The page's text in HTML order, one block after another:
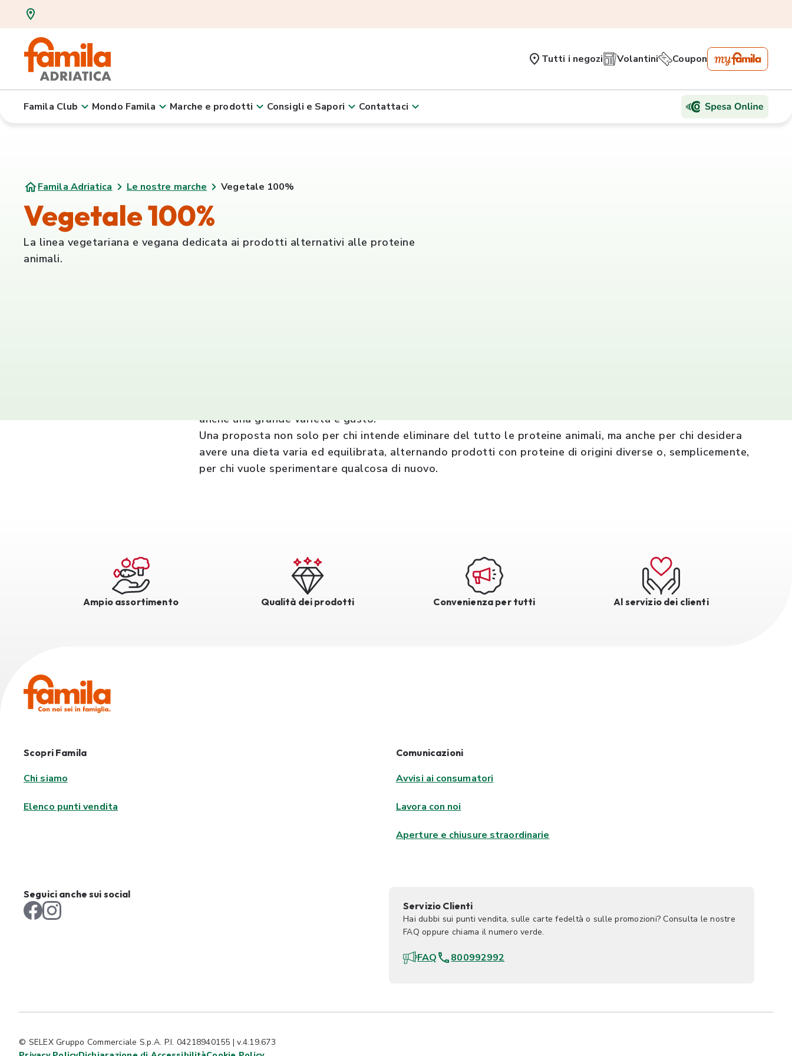
Tutti i negozi Volantini Coupon
Famila Club Mondo Famila Marche e prodotti Consigli e Sapori Contattaci
Famila Adriatica Le nostre marche Vegetale 100%
Vegetale 100%
La linea vegetariana e vegana dedicata ai prodotti alternativi alle proteine
animali.
anche una grande varietà e gusto.
Una proposta non solo per chi intende eliminare del tutto le proteine animali, ma anche per chi desidera
avere una dieta varia ed equilibrata, alternando prodotti con proteine di origini diverse o, semplicemente,
per chi vuole sperimentare qualcosa di nuovo.
Ampio assortimento Qualità dei prodotti Convenienza per tutti Al servizio dei clienti
Scopri Famila
Chi siamo
Elenco punti vendita
Comunicazioni
Avvisi ai consumatori
Lavora con noi
Aperture e chiusure straordinarie
Seguici anche sui social
Servizio Clienti
Hai dubbi sui punti vendita, sulle carte fedeltà o sulle promozioni? Consulta le nostre
FAQ oppure chiama il numero verde.
FAQ 800992992
© SELEX Gruppo Commerciale S.p.A. P.I. 04218940155 | v.4.19.673